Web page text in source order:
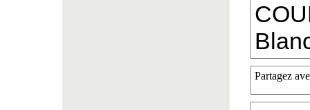
Partagez